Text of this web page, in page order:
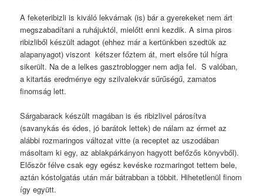
A feketeribizli is kiváló lekvárnak (is) bár a gyerekeket nem árt
megszabadítani a ruhájuktól, mielőtt enni kezdik. A sima piros
ribizliből készült adagot (ehhez már a kertünkben szedtük az
alapanyagot) viszont kétszer főztem át, mert elsőre túl hígra
sikerült. Na de a lelkes gasztroblogger nem adja fel. S valóban,
a kitartás eredménye egy szilvalekvár sűrűségű, zamatos
finomság lett.
Sárgabarack készült magában is és ribizlivel párosítva
(savanykás és édes, jó barátok lettek) de nálam az érmet az
alábbi rozmaringos változat vitte (a receptet az uszodában
másoltam ki egy, az ablakpárkányon hagyott befőzős könyvből).
Először félve csak egy egész kevéske rozmaringot tettem bele,
aztán kóstolgatás után már bátrabban a többit. Hihetetlenül finom
így együtt.